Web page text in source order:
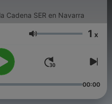
Cadena SER en Navarra
Volumen 1 x
00:00